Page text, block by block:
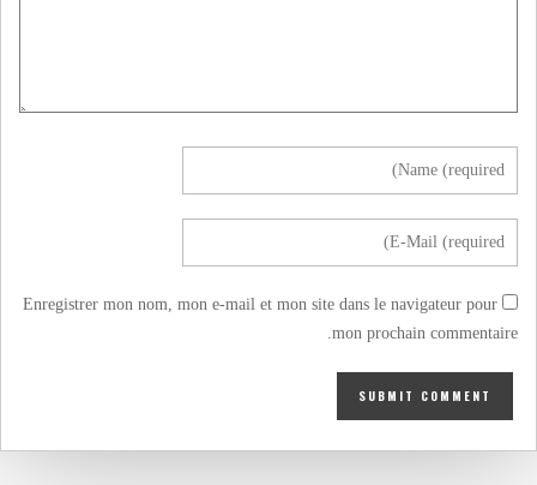
Enregistrer mon nom, mon e-mail et mon site dans le navigateur pour
mon prochain commentaire.